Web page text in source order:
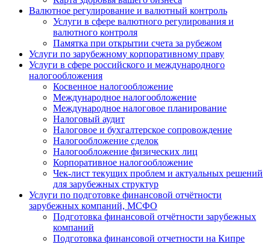
Валютное регулирование и валютный контроль
Услуги в сфере валютного регулирования и
валютного контроля
Памятка при открытии счета за рубежом
Услуги по зарубежному корпоративному праву
Услуги в сфере российского и международного
налогообложения
Косвенное налогообложение
Международное налогообложение
Международное налоговое планирование
Налоговый аудит
Налоговое и бухгалтерское сопровождение
Налогообложение сделок
Налогообложение физических лиц
Корпоративное налогообложение
Чек-лист текущих проблем и актуальных решений
для зарубежных структур
Услуги по подготовке финансовой отчётности
зарубежных компаний, МСФО
Подготовка финансовой отчётности зарубежных
компаний
Подготовка финансовой отчетности на Кипре